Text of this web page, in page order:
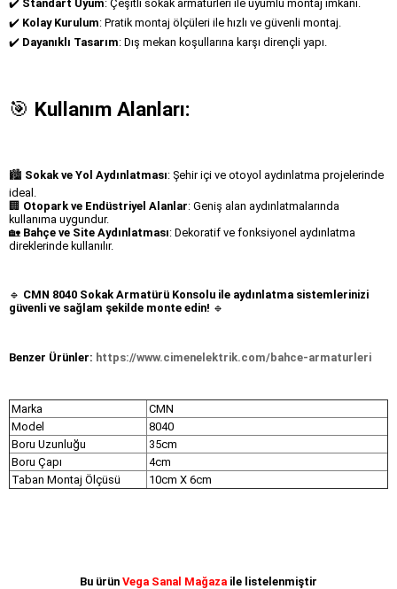
✔️ Standart Uyum: Çeşitli sokak armatürleri ile uyumlu montaj imkanı.
✔️ Kolay Kurulum: Pratik montaj ölçüleri ile hızlı ve güvenli montaj.
✔️ Dayanıklı Tasarım: Dış mekan koşullarına karşı dirençli yapı.
🎯 Kullanım Alanları:
🏙️ Sokak ve Yol Aydınlatması: Şehir içi ve otoyol aydınlatma projelerinde
ideal.
🏢 Otopark ve Endüstriyel Alanlar: Geniş alan aydınlatmalarında
kullanıma uygundur.
🏡 Bahçe ve Site Aydınlatması: Dekoratif ve fonksiyonel aydınlatma
direklerinde kullanılır.
🔹 CMN 8040 Sokak Armatürü Konsolu ile aydınlatma sistemlerinizi
güvenli ve sağlam şekilde monte edin! 🔹
Benzer Ürünler: https://www.cimenelektrik.com/bahce-armaturleri
Marka
CMN
Model
8040
Boru Uzunluğu
35cm
Boru Çapı
4cm
Taban Montaj Ölçüsü
10cm X 6cm
Bu ürün Vega Sanal Mağaza ile listelenmiştir